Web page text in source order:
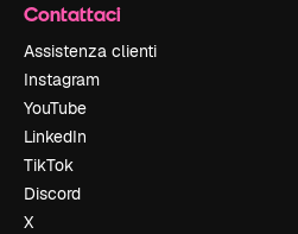
Contattaci
Assistenza clienti
Instagram
YouTube
LinkedIn
TikTok
Discord
X